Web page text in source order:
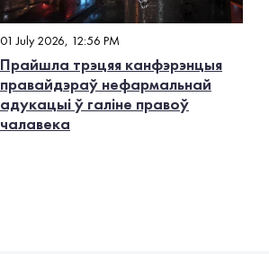
01 July 2026, 12:56 PM
Прайшла трэцяя канфэрэнцыя
правайдэраў нефармальнай
адукацыі ў галіне правоў
чалавека